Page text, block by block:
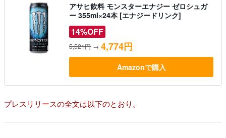
アサヒ飲料 モンスターエナジー ゼロシュガ
ー 355ml×24本 [エナジードリンク]
14%OFF
5,521円 → 4,774円
Amazonで購入
プレスリリースの全文は以下のとおり。